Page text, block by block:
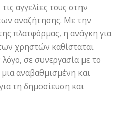
αγγελίες τους στην
αναζήτησης. Με την
πλατφόρμας, η ανάγκη για
χρηστών καθίσταται
λόγο, σε συνεργασία με το
αναβαθμισμένη και
τη δημοσίευση και